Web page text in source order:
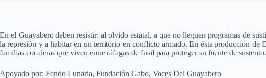
En el Guayabero deben resistir: al olvido estatal, a que no lleguen programas de
la represión y a habitar en un territorio en conflicto armado. En ésta producción de
familias cocaleras que viven entre ráfagas de fusil para proteger su fuente de sustento.
Apoyado por: Fondo Lunaria, Fundación Gabo, Voces Del Guayabero